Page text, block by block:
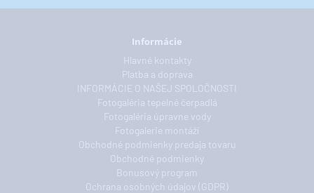
Informácie
Hlavné kontakty
Platba a doprava
INFORMÁCIE O NAŠEJ SPOLOČNOSTI
Fotogaléria tepelné čerpadlá
Fotogaléria úpravne vody
Fotogalerie montáží
Obchodné podmienky predaja tovaru
Obchodné podmienky
Bonusový program
Ochrana osobných údajov (GDPR)